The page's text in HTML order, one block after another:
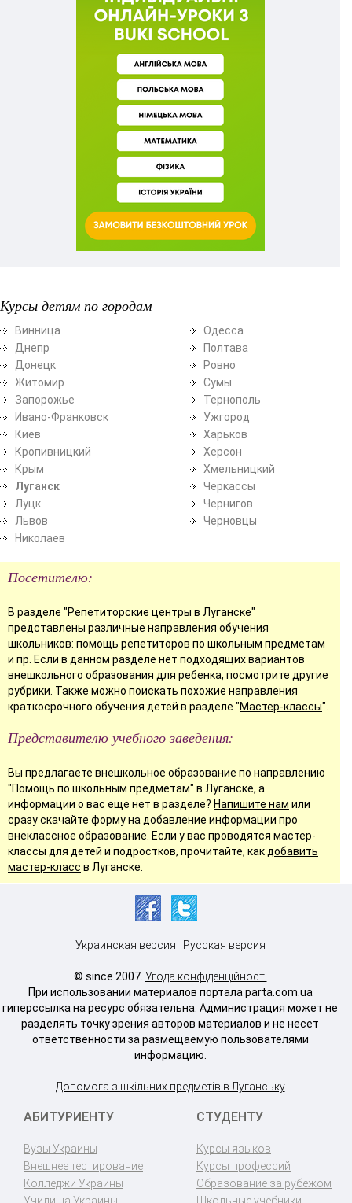
Курсы детям по городам
Винница
Днепр
Донецк
Житомир
Запорожье
Ивано-Франковск
Киев
Кропивницкий
Крым
Луганск
Луцк
Львов
Николаев
Одесса
Полтава
Ровно
Сумы
Тернополь
Ужгород
Харьков
Херсон
Хмельницкий
Черкассы
Чернигов
Черновцы
Посетителю:
В разделе "Репетиторские центры в Луганске"
представлены различные направления обучения
школьников: помощь репетиторов по школьным предметам
и пр. Если в данном разделе нет подходящих вариантов
внешкольного образования для ребенка, посмотрите другие
рубрики. Также можно поискать похожие направления
краткосрочного обучения детей в разделе "Мастер-классы".
Представителю учебного заведения:
Вы предлагаете внешкольное образование по направлению
"Помощь по школьным предметам" в Луганске, а
информации о вас еще нет в разделе? Напишите нам или
сразускачайте формуна добавление информации про
внеклассное образование. Если у вас проводятся мастер-
классы для детей и подростков, прочитайте, как добавить
мастер-класс в Луганске.
Украинская версия Русская версия
© since 2007. Угода конфіденційності
При использовании материалов портала parta.com.ua
гиперссылка на ресурс обязательна. Администрация может не
разделять точку зрения авторов материалов и не несет
ответственности за размещаемую пользователями
информацию.
Допомога з шкільних предметів в Луганську
АБИТУРИЕНТУ
Вузы Украины
Внешнее тестирование
Колледжи Украины
Училища Украины
СТУДЕНТУ
Курсы языков
Курсы профессий
Образование за рубежом
Школьные учебники